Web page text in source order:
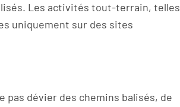
Les activités tout-terrain, telles
uniquement sur des sites
pas dévier des chemins balisés, de